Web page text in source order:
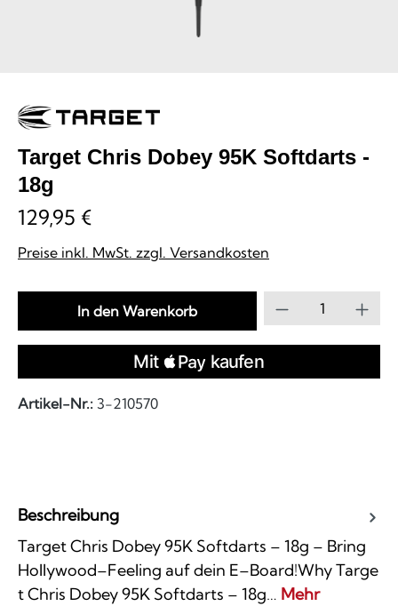
Target Chris Dobey 95K Softdarts -
18g
129,95 €
Preise inkl. MwSt. zzgl. Versandkosten
Produkt
In den Warenkorb
Artikel-Nr.: 3-210570
Beschreibung
Target Chris Dobey 95K Softdarts – 18g – Bring
Hollywood–Feeling auf dein E–Board!Why Targe
t Chris Dobey 95K Softdarts – 18g… Mehr